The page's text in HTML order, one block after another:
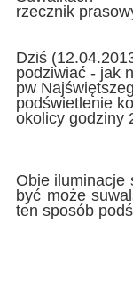
rzecznik
Dziś
podziwiać - jak
pw
podświetlenie
okolicy godziny
Obie iluminacje
być może
ten sposób